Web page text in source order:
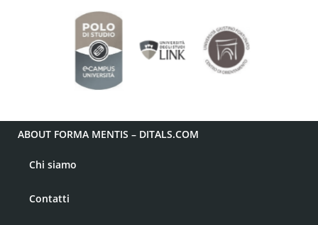
ABOUT FORMA MENTIS – DITALS.COM
Chi siamo
Contatti